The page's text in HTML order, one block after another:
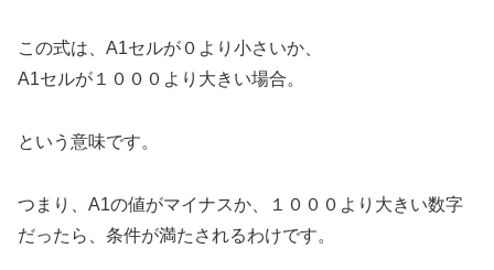
この式は、A1セルが０より小さいか、
A1セルが１０００より大きい場合。
という意味です。
つまり、A1の値がマイナスか、１０００より大きい数字
だったら、条件が満たされるわけです。